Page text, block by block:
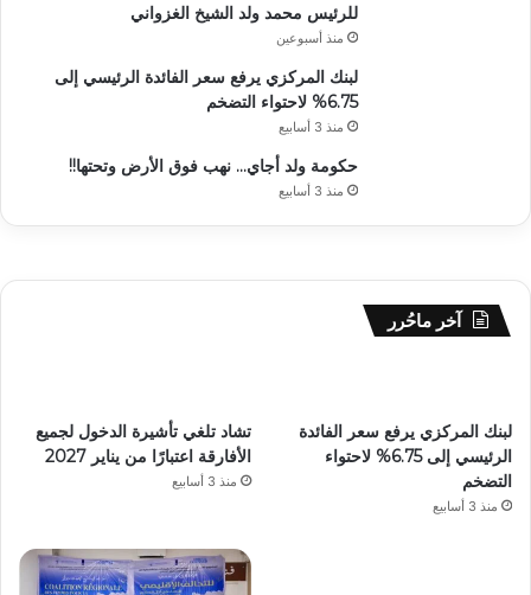
للرئيس محمد ولد الشيخ الغزواني
منذ أسبوعين
لبنك المركزي يرفع سعر الفائدة الرئيسي إلى
6.75% لاحتواء التضخم
منذ 3 أسابيع
حكومة ولد أجاي… نهب فوق الأرض وتحتها!!
منذ 3 أسابيع
آخر ماحُرر
لبنك المركزي يرفع سعر الفائدة
الرئيسي إلى 6.75% لاحتواء
التضخم
منذ 3 أسابيع
تشاد تلغي تأشيرة الدخول لجميع
الأفارقة اعتبارًا من يناير 2027
منذ 3 أسابيع